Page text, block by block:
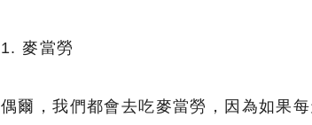
1. 麥當勞
偶爾，我們都會去吃麥當勞，因為如果